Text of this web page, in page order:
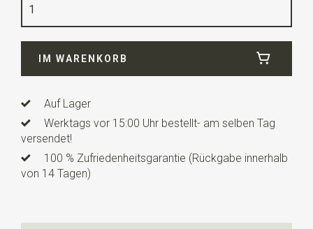
Breite
Länge12 cm
Info dies ist ein vorgefertigtes Modell mit einem
IM WARENKORB
Auf Lager
Werktags vor 15:00 Uhr bestellt- am selben Tag
versendet!
100 % Zufriedenheitsgarantie (Rückgabe innerhalb
von 14 Tagen)